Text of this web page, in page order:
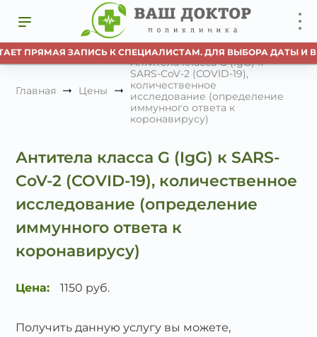
ПРЯМАЯ ЗАПИСЬ К СПЕЦИАЛИСТАМ. ДЛЯ ВЫБОРА ДАТЫ И
Главная Цены
Антитела класса G (IgG) к
SARS-CoV-2 (COVID-19),
количественное
исследование (определение
иммунного ответа к
коронавирусу)
Антитела класса G (IgG) к SARS-
CoV-2 (COVID-19), количественное
исследование (определение
иммунного ответа к
коронавирусу)
Цена: 1150 руб.
Получить данную услугу вы можете,